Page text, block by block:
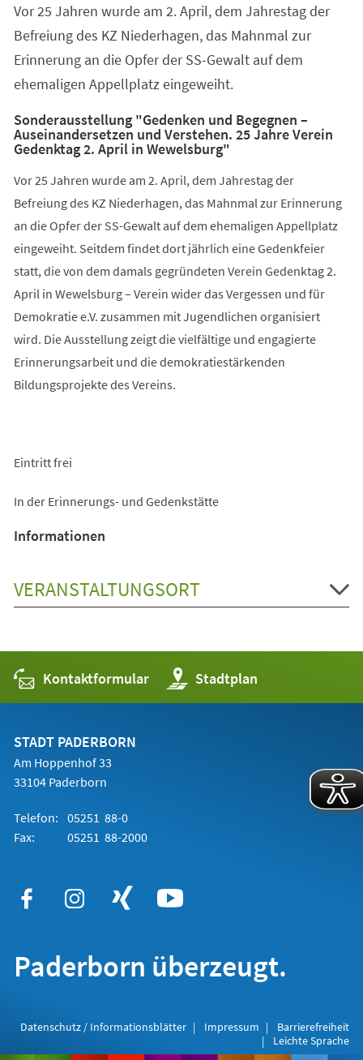
Vor 25 Jahren wurde am 2. April, dem Jahrestag der
Befreiung des KZ Niederhagen, das Mahnmal zur
Erinnerung an die Opfer der SS-Gewalt auf dem
ehemaligen Appellplatz eingeweiht.
Sonderausstellung "Gedenken und Begegnen –
Auseinandersetzen und Verstehen. 25 Jahre Verein
Gedenktag 2. April in Wewelsburg"
Vor 25 Jahren wurde am 2. April, dem Jahrestag der
Befreiung des KZ Niederhagen, das Mahnmal zur Erinnerung
an die Opfer der SS-Gewalt auf dem ehemaligen Appellplatz
eingeweiht. Seitdem findet dort jährlich eine Gedenkfeier
statt, die von dem damals gegründeten Verein Gedenktag 2.
April in Wewelsburg – Verein wider das Vergessen und für
Demokratie e.V. zusammen mit Jugendlichen organisiert
wird. Die Ausstellung zeigt die vielfältige und engagierte
Erinnerungsarbeit und die demokratiestärkenden
Bildungsprojekte des Vereins.
Eintritt frei
In der Erinnerungs- und Gedenkstätte
Informationen
VERANSTALTUNGSORT
Kontaktformular Stadtplan
(Öffnet
in
einem
STADT PADERBORN
Am Hoppenhof 33
33104 Paderborn
Telefon: 05251 88-0
Fax:
05251 88-2000
Paderborn überzeugt.
Datenschutz / Informationsblätter Impressum
Barrierefreiheit
Leichte Sprache